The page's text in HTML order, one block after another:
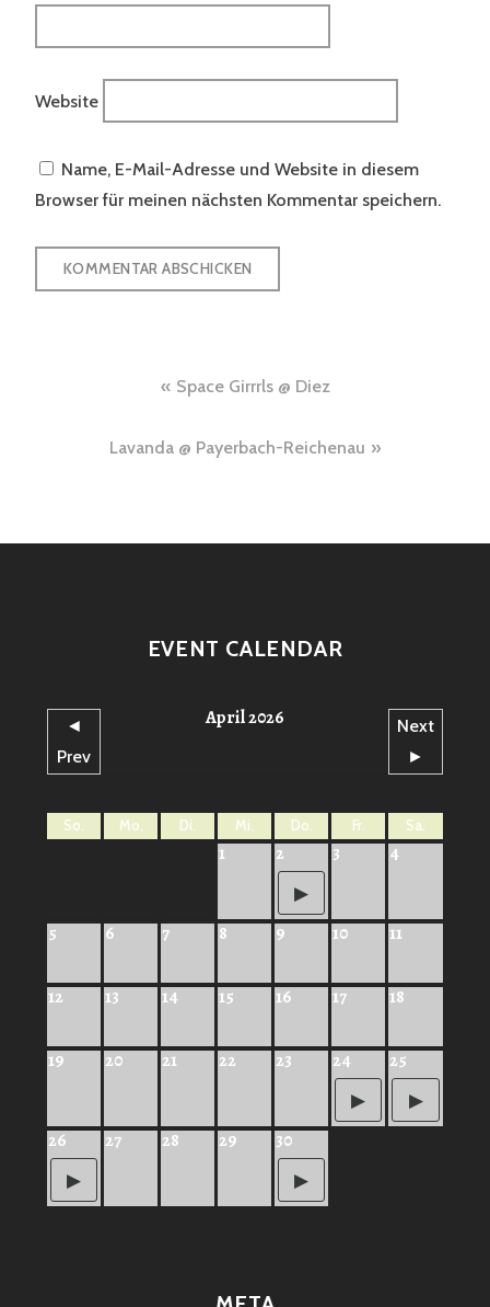
Website
Name, E-Mail-Adresse und Website in diesem
Browser für meinen nächsten Kommentar speichern.
Beitragsnavigation
Space Girrrls @ Diez
Lavanda @ Payerbach-Reichenau
EVENT CALENDAR
◄
Prev
April 2026
Next
►
So. Mo. Di. Mi. Do. Fr. Sa.
1 2 3 4
5 6 7 8 9 10 11
12 13 14 15 16 17 18
19 20 21 22 23 24 25
26 27 28 29 30